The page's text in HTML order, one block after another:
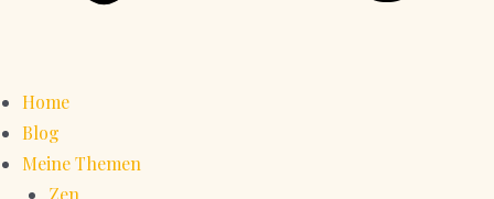
Home
Blog
Meine Themen
Zen